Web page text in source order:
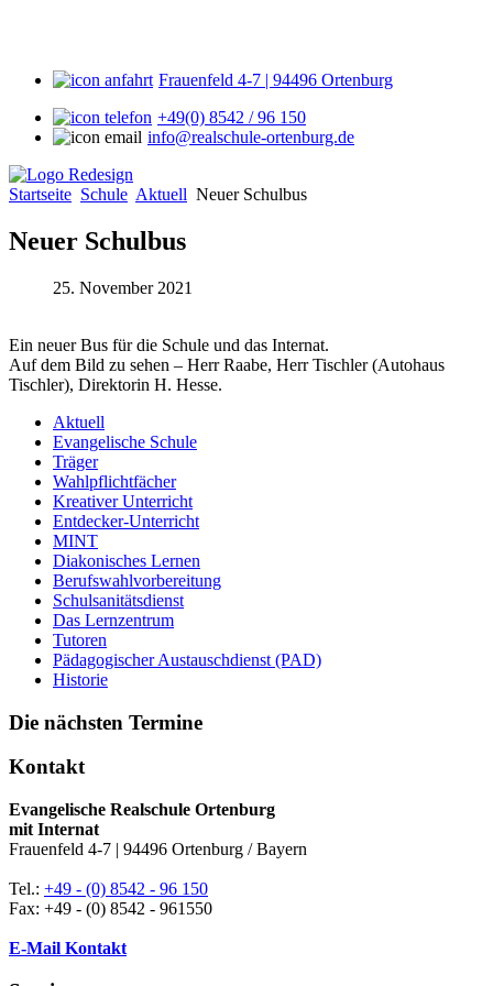
Frauenfeld 4-7 | 94496 Ortenburg
+49(0) 8542 / 96 150
info@realschule-ortenburg.de
Startseite Schule Aktuell Neuer Schulbus
Neuer Schulbus
25. November 2021
Ein neuer Bus für die Schule und das Internat.
Auf dem Bild zu sehen – Herr Raabe, Herr Tischler (Autohaus
Tischler), Direktorin H. Hesse.
Aktuell
Evangelische Schule
Träger
Wahlpflichtfächer
Kreativer Unterricht
Entdecker-Unterricht
MINT
Diakonisches Lernen
Berufswahlvorbereitung
Schulsanitätsdienst
Das Lernzentrum
Tutoren
Pädagogischer Austauschdienst (PAD)
Historie
Die nächsten Termine
Kontakt
Evangelische Realschule Ortenburg
mit Internat
Frauenfeld 4-7 | 94496 Ortenburg / Bayern
Tel.: +49 - (0) 8542 - 96 150
Fax: +49 - (0) 8542 - 961550
E-Mail Kontakt